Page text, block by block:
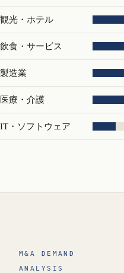
観光・ホテル
飲食・サービス
製造業
医療・介護
IT・ソフトウェア
M&A DEMAND
ANALYSIS